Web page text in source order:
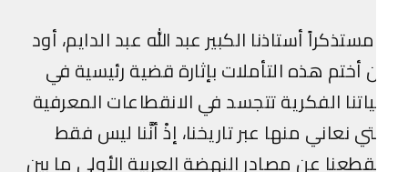
أستاذنا الكبير عبد الله عبد الدايم، أود
أختم هذه التأملات بإثارة قضية رئيسية في
الفكرية تتجسد في الانقطاعات المعرفية
نعاني منها عبر تاريخنا، إذْ أنَّنا ليس فقط
عن مصادر النهضة العربية الأولى ما بين